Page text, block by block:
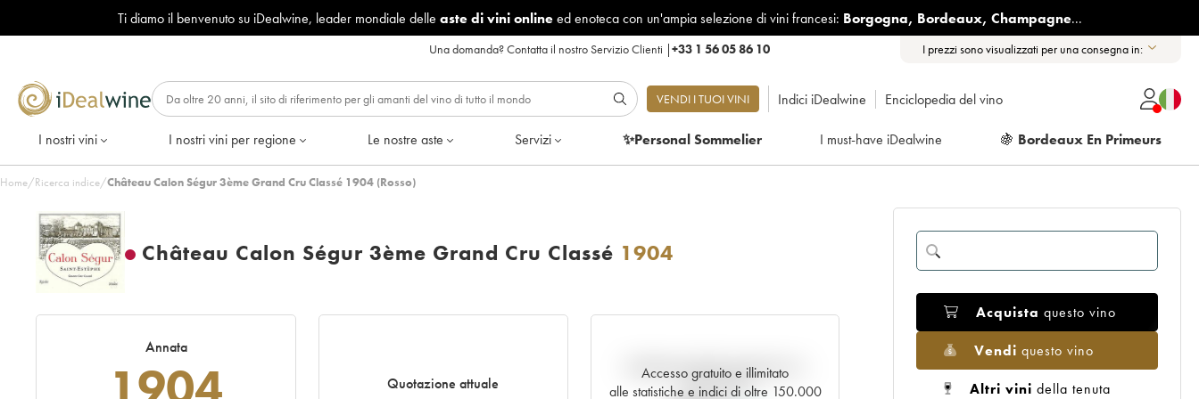
Ti diamo il benvenuto su iDealwine, leader mondiale delle aste di vini onlineed enoteca con un'ampia selezione di vini francesi: Borgogna, Bordeaux, Champagne...
Una domanda?Contatta il nostro Servizio Clienti |+33 1 56 05 86 10 I prezzi sono visualizzati per una consegna in:
VENDI I TUOI VINI Indici iDealwine Enciclopedia del vino
I nostri vini I nostri vini per regione Le nostre aste Servizi ✨Personal Sommelier I must-have iDealwine 🍇 Bordeaux En Primeurs
Home/Ricerca indice/Château Calon Ségur 3ème Grand Cru Classé 1904 (Rosso)
Château Calon Ségur 3ème Grand Cru Classé 1904
Annata
Quotazione attuale
Accesso gratuito e illimitato
alle statistiche e indici di oltre 150.000
Andamento della quotazione in
tempo reale
Acquista questo vino
Vendi questo vino
Altri vini della tenuta